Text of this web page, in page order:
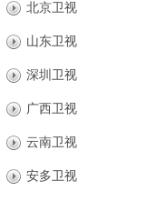
北京卫视
山东卫视
深圳卫视
广西卫视
云南卫视
安多卫视